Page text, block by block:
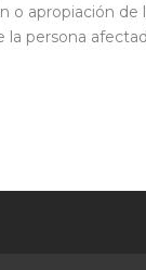
apropiación de
la persona